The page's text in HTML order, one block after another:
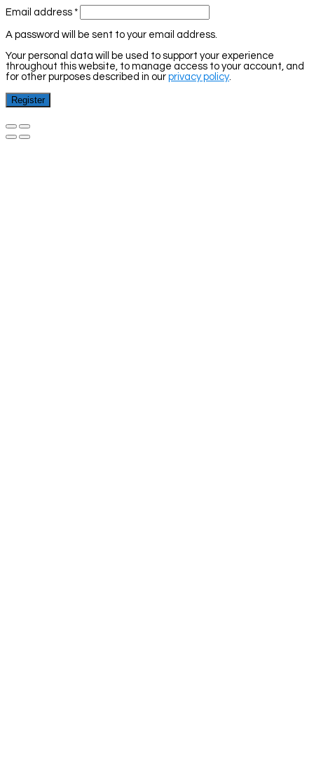
Email address *
A password will be sent to your email address.
Your personal data will be used to support your experience
throughout this website, to manage access to your account, and
for other purposes described in our privacy policy.
Register